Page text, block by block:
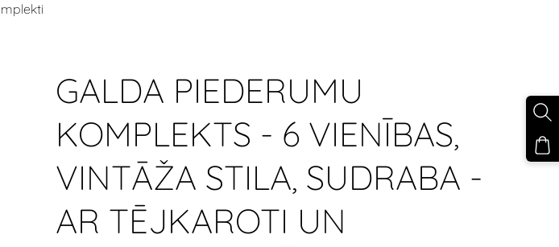
GALDA PIEDERUMU
KOMPLEKTS - 6 VIENĪBAS,
VINTĀŽA STILA, SUDRABA -
AR TĒJKAROTI UN